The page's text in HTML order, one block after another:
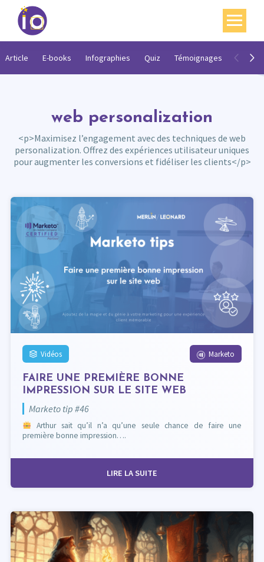
Vos enjeux
Ressources
Agenda
Mon compte
English
Article E-books Infographies Quiz Témoignages Vidéos
web personalization
<p>Maximisez l’engagement avec des techniques de web
personalization. Offrez des expériences utilisateur uniques
pour augmenter les conversions et fidéliser les clients</p>
Vidéos Marketo
FAIRE UNE PREMIÈRE BONNE
IMPRESSION SUR LE SITE WEB
Marketo tip #46
Arthur sait qu’il n’a qu’une seule chance de faire une
première bonne impression….
LIRE LA SUITE